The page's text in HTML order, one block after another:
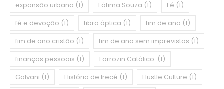
expansão urbana (1) Fátima Souza (1) Fé (1)
fé e devoção (1) fibra óptica (1) fim de ano (1)
fim de ano cristão (1) fim de ano sem imprevistos (1)
finanças pessoais (1) Forrozin Católico. (1)
Galvani (1) História de Irecê (1) Hustle Culture (1)